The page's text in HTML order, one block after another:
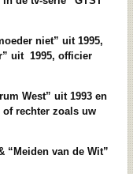
niet” uit 1995,
uit 1995, officier
West” uit 1993 en
of rechter zoals uw
van de Wit”